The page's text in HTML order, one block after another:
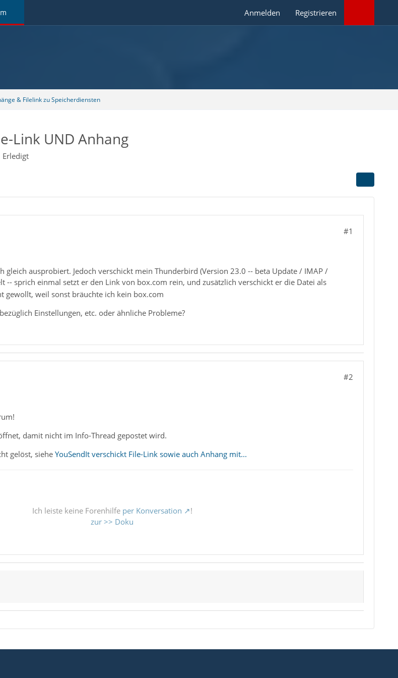
Anmelden Registrieren
& Filelink zu Speicherdiensten
Link UND Anhang
Erledigt
#1
gleich ausprobiert. Jedoch verschickt mein Thunderbird (Version 23.0 -- beta Update / IMAP /
sprich einmal setzt er den Link von box.com rein, und zusätzlich verschickt er die Datei als
gewollt, weil sonst bräuchte ich kein box.com
Einstellungen, etc. oder ähnliche Probleme?
#2
damit nicht im Info-Thread gepostet wird.
gelöst, sieheYouSendIt verschickt File-Link sowie auch Anhang mit...
Ich leiste keine Forenhilfe per Konversation
!
zur >> Doku